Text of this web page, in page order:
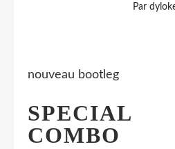
Par
nouveau bootleg
SPECIAL
COMBO